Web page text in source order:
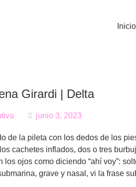
Inicio
Girardi | Delta
junio 3, 2023
de la pileta con los dedos de los
cachetes inflados, dos o tres
ojos como diciendo “ahí voy”:
grave y nasal, vi la frase